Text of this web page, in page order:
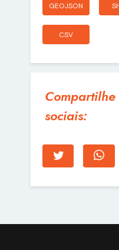
GEOJSON
CSV
sociais: